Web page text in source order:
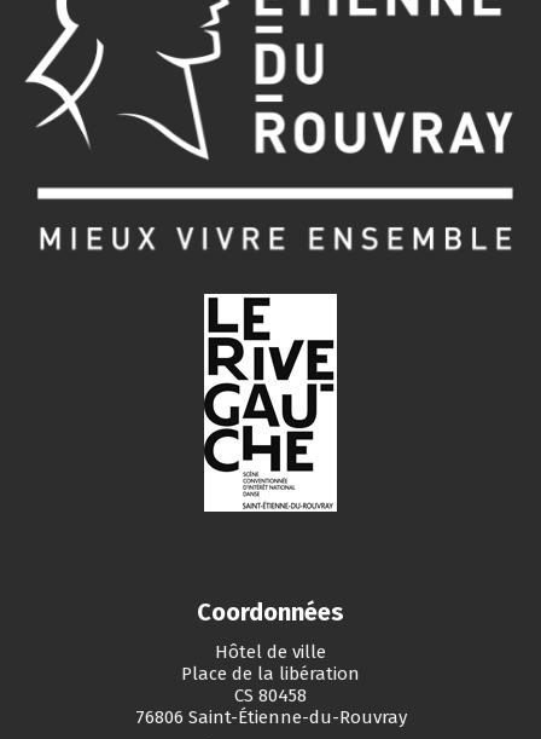
Coordonnées
Hôtel de ville
Place de la libération
CS 80458
76806 Saint-Étienne-du-Rouvray